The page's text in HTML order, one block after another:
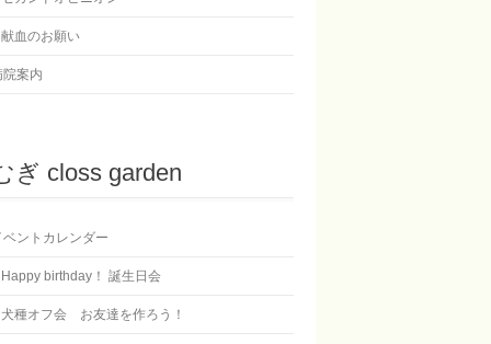
献血のお願い
院案内
ぎ closs garden
ベントカレンダー
Happy birthday！ 誕生日会
犬種オフ会 お友達を作ろう！